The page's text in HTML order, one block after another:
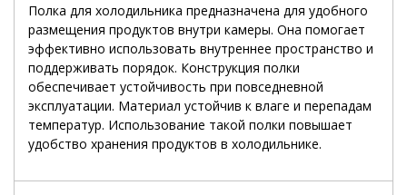
Полка для холодильника предназначена для удобного
размещения продуктов внутри камеры. Она помогает
эффективно использовать внутреннее пространство и
поддерживать порядок. Конструкция полки
обеспечивает устойчивость при повседневной
эксплуатации. Материал устойчив к влаге и перепадам
температур. Использование такой полки повышает
удобство хранения продуктов в холодильнике.